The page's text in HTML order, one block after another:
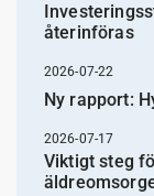
återinföras
2026-07-22
Ny rapport:
2026-07-17
Viktigt steg